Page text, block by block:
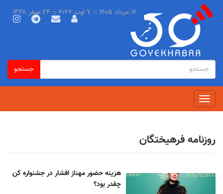
فرم
جستجو
جستجو
جستجو
Toggle
navigation
۱۶ مرداد ۱۴۰۵ :: ۷ اوت ۲۰۲۶ :: ۲۴ صفر ۱۴۴۸
روزنامه فرهیختگان
هزینه حضور مهناز افشار در جشنواره کن
چقدر بود؟